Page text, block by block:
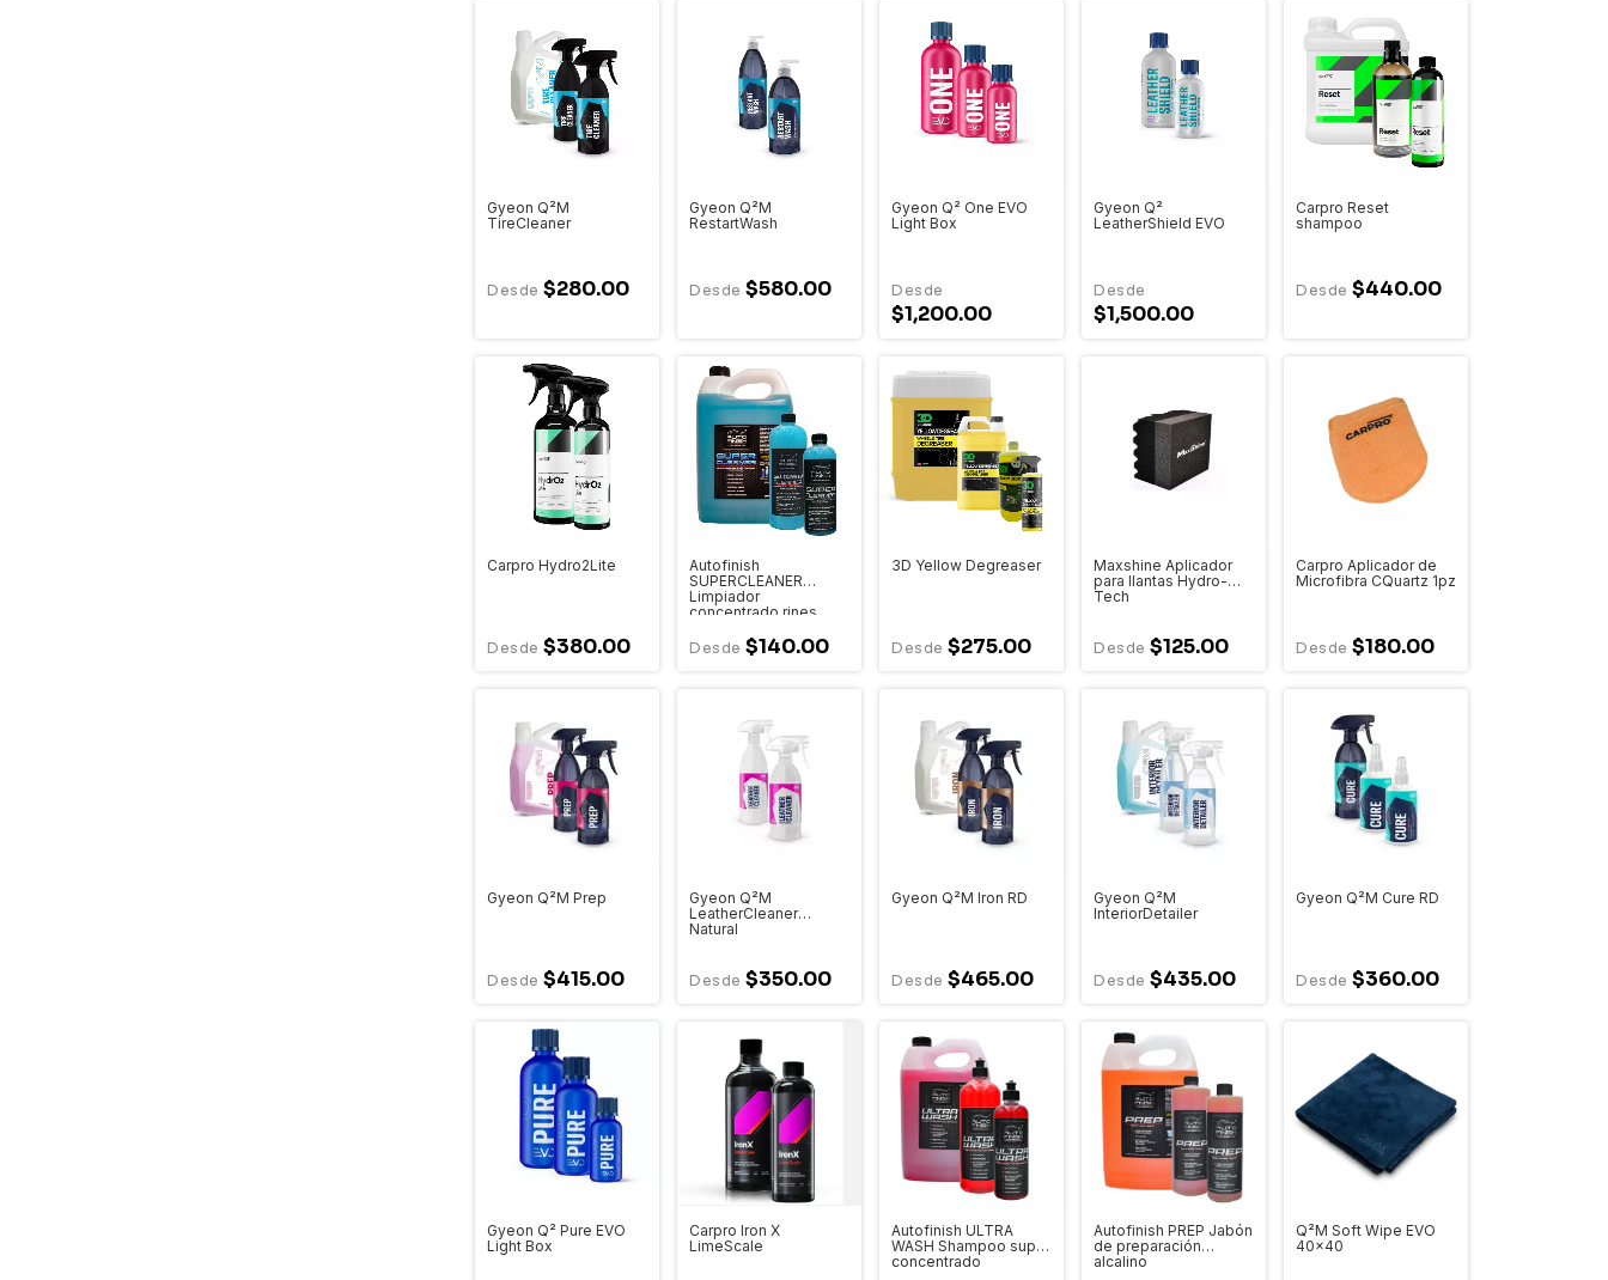
Gyeon Q²M
TireCleaner
$280.00
Gyeon Q²M
RestartWash
$580.00
Gyeon Q² One EVO
Light Box
$1,200.00
Gyeon Q²
LeatherShield EVO
$1,500.00
Carpro Reset
shampoo
$440.00
Carpro Hydro2Lite
$380.00
Autofinish
SUPERCLEANER
Limpiador
concentrado rines
$140.00
3D Yellow Degreaser
$275.00
Maxshine Aplicador
para llantas Hydro-
Tech
$125.00
Carpro Aplicador de
Microfibra CQuartz 1pz
$180.00
Gyeon Q²M Prep
$415.00
Gyeon Q²M
LeatherCleaner
Natural
$350.00
Gyeon Q²M Iron RD
$465.00
Gyeon Q²M
InteriorDetailer
$435.00
Gyeon Q²M Cure RD
$360.00
Gyeon Q² Pure EVO
Light Box
Carpro Iron X
LimeScale
Autofinish ULTRA
WASH Shampoo super
concentrado
Autofinish PREP Jabón
de preparación
alcalino
Q²M Soft Wipe EVO
40x40